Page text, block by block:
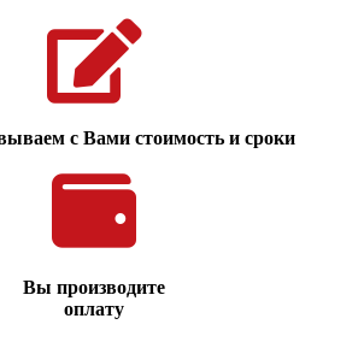
с Вами стоимость и сроки
Вы производите
оплату